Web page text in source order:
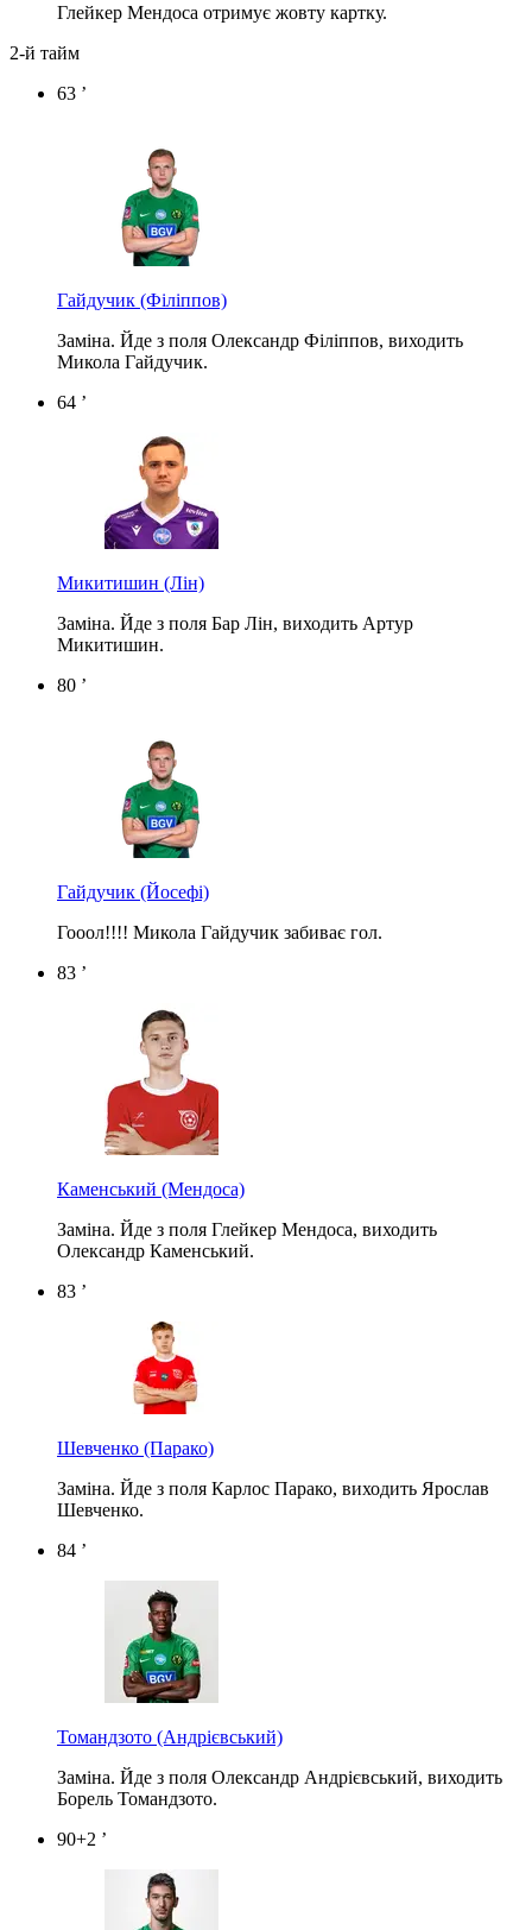
Глейкер Мендоса отримує жовту картку.
2-й тайм
63 ’
Гайдучик (Філіппов)
Заміна. Йде з поля Олександр Філіппов, виходить
Микола Гайдучик.
64 ’
Микитишин (Лін)
Заміна. Йде з поля Бар Лін, виходить Артур
Микитишин.
80 ’
Гайдучик (Йосефі)
Гооол!!!! Микола Гайдучик забиває гол.
83 ’
Каменський (Мендоса)
Заміна. Йде з поля Глейкер Мендоса, виходить
Олександр Каменський.
83 ’
Шевченко (Парако)
Заміна. Йде з поля Карлос Парако, виходить Ярослав
Шевченко.
84 ’
Томандзото (Андрієвський)
Заміна. Йде з поля Олександр Андрієвський, виходить
Борель Томандзото.
90+2 ’